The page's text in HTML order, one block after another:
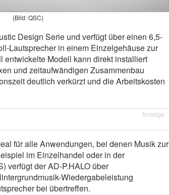
(Bild: QSC)
Design Serie und verfügt über einen 6,5-
Lautsprecher in einem Einzelgehäuse zur
entwickelte Modell kann direkt installiert
und zeitaufwändigen Zusammenbau
deutlich verkürzt und die Arbeitskosten
Anzeige
für alle Anwendungen, bei denen Musik zur
im Einzelhandel oder in der
verfügt der AD-P.HALO über
Wiedergabeleistung
bei übertreffen.